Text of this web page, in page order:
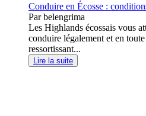
Conduire en Écosse :
Par belengrima
Les Highlands écossais vous
conduire légalement et en
ressortissant...
Lire la suite